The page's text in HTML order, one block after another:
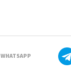
WHATSAPP